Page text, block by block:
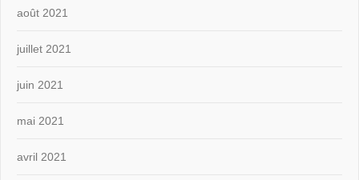
août 2021
juillet 2021
juin 2021
mai 2021
avril 2021